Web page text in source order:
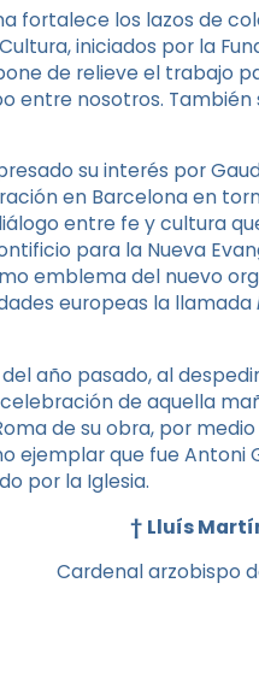
fortalece los lazos de
iniciados por la
de relieve el trabajo
entre nosotros. También
su interés por
en Barcelona en
entre fe y cultura
para la Nueva
emblema del nuevo
europeas la llamada
año pasado, al
de aquella
de su obra, por
ejemplar que fue Antoni
por la Iglesia.
† Lluís
Cardenal arzobispo